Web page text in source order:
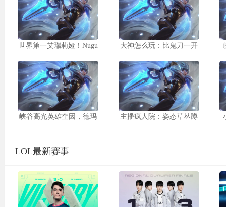
世界第一艾瑞莉娅！Nugu 大神怎么玩：比鬼刀一开
峡谷高光英雄奎因，德玛 主播疯人院：姿态草丛蹲
LOL最新赛事